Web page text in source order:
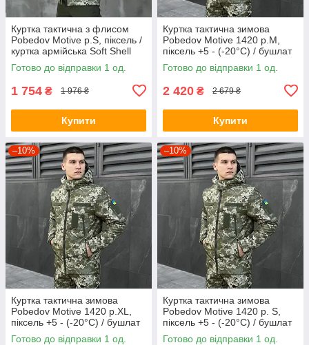
Куртка тактична з флисом
Pobedov Motive р.S, піксель /
куртка армійська Soft Shell
весна осінь
Готово до відправки 1 од.
1 754 ₴ 1 976 ₴
Купити
Куртка тактична зимова
Pobedov Motive 1420 р.М,
піксель +5 - (-20°С) / бушлат
зимовий
Готово до відправки 1 од.
2 420 ₴ 2 679 ₴
Купити
–10%
Куртка тактична зимова
Pobedov Motive 1420 р.XL,
піксель +5 - (-20°С) / бушлат
зимовий
Готово до відправки 1 од.
–10%
Куртка тактична зимова
Pobedov Motive 1420 р. S,
піксель +5 - (-20°С) / бушлат
зимовий
Готово до відправки 1 од.